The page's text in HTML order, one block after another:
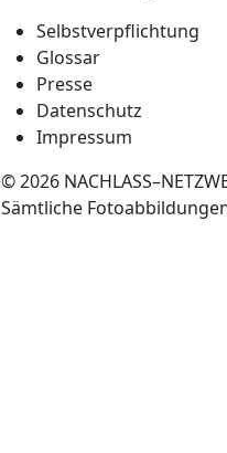
Selbstverpflichtung
Glossar
Presse
Datenschutz
Impressum
© 2026
Sämtliche